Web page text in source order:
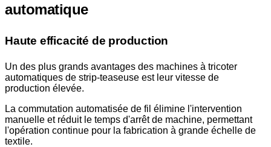
automatique
Haute efficacité de production
Un des plus grands avantages des machines à tricoter
automatiques de strip-teaseuse est leur vitesse de
production élevée.
La commutation automatisée de fil élimine l'intervention
manuelle et réduit le temps d'arrêt de machine, permettant
l'opération continue pour la fabrication à grande échelle de
textile.